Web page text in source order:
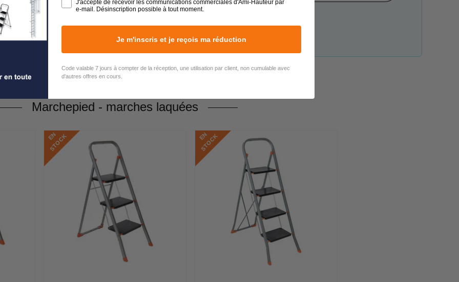
Marchepied - marches laquées
E
N
S
T
O
C
K E
N
S
T
O
C
K
J'accepte de recevoir les communications commerciales d'Ami-Hauteur par
e-mail. Désinscription possible à tout moment.
Je m'inscris et je reçois ma réduction
Code valable 7 jours à compter de la réception, une utilisation par client, non cumulable avec
d'autres offres en cours.